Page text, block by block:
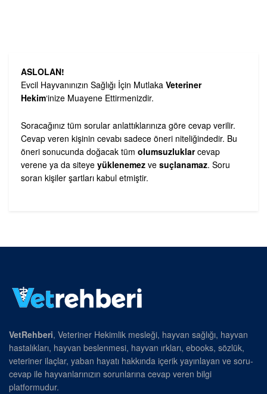
ASLOLAN!
Evcil Hayvanınızın Sağlığı İçin Mutlaka Veteriner
Hekim‘inize Muayene Ettirmenizdir.
Soracağınız tüm sorular anlattıklarınıza göre cevap verilir.
Cevap veren kişinin cevabı sadece öneri niteliğindedir. Bu
öneri sonucunda doğacak tüm olumsuzluklarcevap
verene ya da siteye yüklenemez ve suçlanamaz. Soru
soran kişiler şartları kabul etmiştir.
VetRehberi, Veteriner Hekimlik mesleği, hayvan sağlığı, hayvan
hastalıkları, hayvan beslenmesi, hayvan ırkları, ebooks, sözlük,
veteriner ilaçlar, yaban hayatı hakkında içerik yayınlayan ve soru-
cevap ile hayvanlarınızın sorunlarına cevap veren bilgi
platformudur.